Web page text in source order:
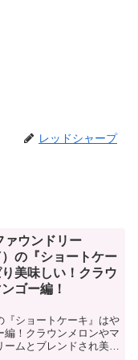
レッドシャープ
ァウンドリー
）の『ショートケー
美味しい！クラウ
ゴー編！
『ショートケーキ』はや
編！クラウンメロンやマ
ームとブレンドされ美味